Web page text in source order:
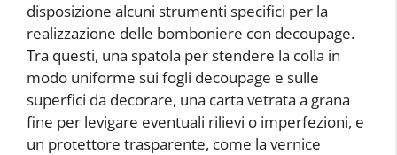
disposizione alcuni strumenti specifici per la
realizzazione delle bomboniere con decoupage.
Tra questi, una spatola per stendere la colla in
modo uniforme sui fogli decoupage e sulle
superfici da decorare, una carta vetrata a grana
fine per levigare eventuali rilievi o imperfezioni, e
un protettore trasparente, come la vernice